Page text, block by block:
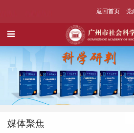
返回首页 党
媒体聚焦